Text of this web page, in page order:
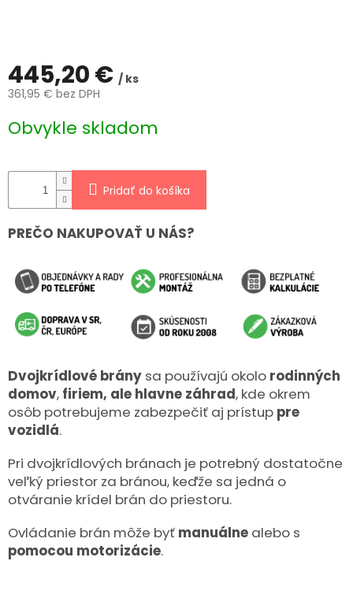
445,20 € / ks
361,95 € bez DPH
cena:
Obvykle skladom
Pridať do košíka
PREČO NAKUPOVAŤ U NÁS?
Dvojkrídlové brány sa používajú okolo rodinných
domov, firiem, ale hlavne záhrad, kde okrem
osôb potrebujeme zabezpečiť aj prístup pre
vozidlá.
Pri dvojkrídlových bránach je potrebný dostatočne
veľký priestor za bránou, keďže sa jedná o
otváranie krídel brán do priestoru.
Ovládanie brán môže byť manuálne alebo s
pomocou motorizácie.